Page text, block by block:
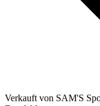
Verkauft von SAM'S